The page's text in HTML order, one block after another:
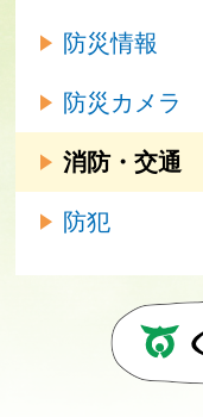
防災情報
防災カメラ
消防・交通
防犯